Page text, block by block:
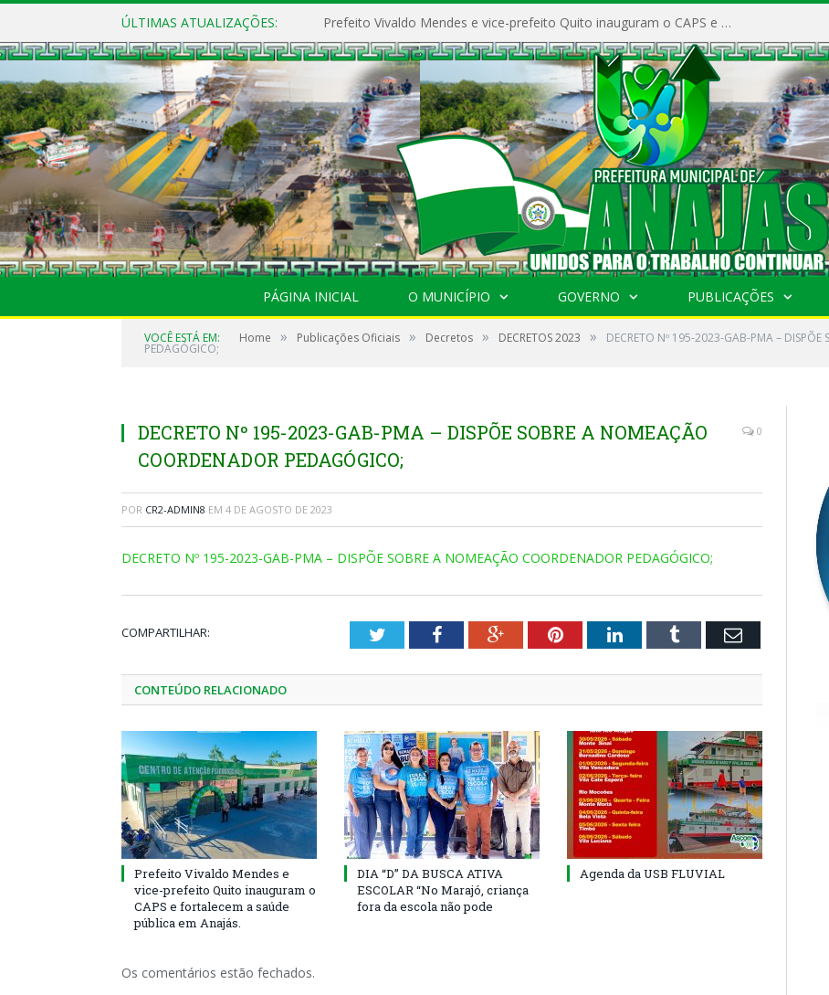
ÚLTIMAS ATUALIZAÇÕES: Prefeito Vivaldo Mendes e vice-prefeito Quito inauguram o CAPS e fortalecem a saúde pública em Anajás.
PÁGINA INICIAL O MUNICÍPIO GOVERNO PUBLICAÇÕES
VOCÊ ESTÁ EM: Home » Publicações Oficiais » Decretos » DECRETOS 2023 » DECRETO Nº 195-2023-GAB-PMA –
PEDAGÓGICO;
DECRETO Nº 195-2023-GAB-PMA – DISPÕE SOBRE A NOMEAÇÃO
COORDENADOR PEDAGÓGICO;
0
POR CR2-ADMIN8 EM 4 DE AGOSTO DE 2023
DECRETO Nº 195-2023-GAB-PMA – DISPÕE SOBRE A NOMEAÇÃO COORDENADOR PEDAGÓGICO;
COMPARTILHAR: TwitterFacebookGoogle+PinterestLinkedInTumblr Email
CONTEÚDO RELACIONADO
Prefeito Vivaldo Mendes e
vice-prefeito Quito inauguram o
CAPS e fortalecem a saúde
pública em Anajás.
DIA “D” DA BUSCA ATIVA
ESCOLAR “No Marajó, criança
fora da escola não pode
Agenda da USB FLUVIAL
Os comentários estão fechados.